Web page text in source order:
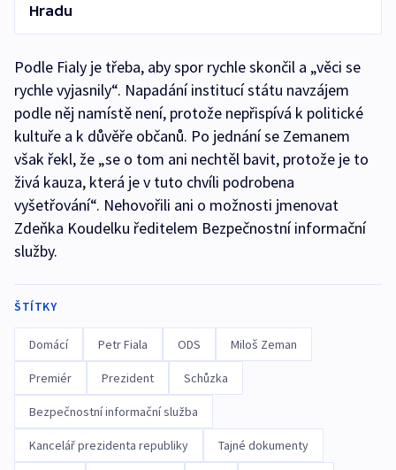
Hradu
Podle Fialy je třeba, aby spor rychle skončil a „věci se
rychle vyjasnily“. Napadání institucí státu navzájem
podle něj namístě není, protože nepřispívá k politické
kultuře a k důvěře občanů. Po jednání se Zemanem
však řekl, že „se o tom ani nechtěl bavit, protože je to
živá kauza, která je v tuto chvíli podrobena
vyšetřování“. Nehovořili ani o možnosti jmenovat
Zdeňka Koudelku ředitelem Bezpečnostní informační
služby.
ŠTÍTKY
Domácí Petr Fiala ODS Miloš Zeman
Premiér Prezident Schůzka
Bezpečnostní informační služba
Kancelář prezidenta republiky Tajné dokumenty